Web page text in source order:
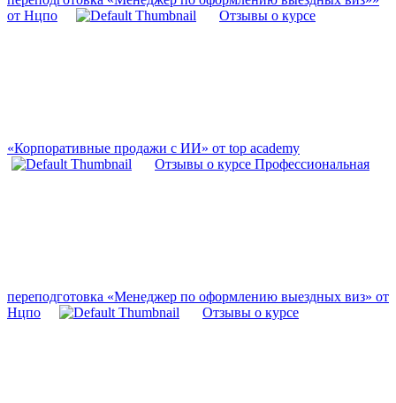
от Нцпо
Отзывы о курсе
«Корпоративные продажи с ИИ» от top academy
Отзывы о курсе Профессиональная
переподготовка «Менеджер по оформлению выездных виз» от
Нцпо
Отзывы о курсе